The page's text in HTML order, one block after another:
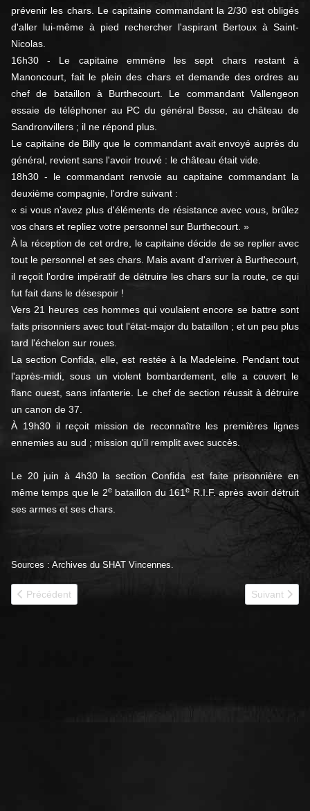
prévenir les chars. Le capitaine commandant la 2/30 est obligés
d'aller lui-même à pied rechercher l'aspirant Bertoux à Saint-
Nicolas.
16h30 - Le capitaine emmène les sept chars restant à
Manoncourt, fait le plein des chars et demande des ordres au
chef de bataillon à Burthecourt. Le commandant Vallengeon
essaie de téléphoner au PC du général Besse, au château de
Sandronvillers ; il ne répond plus.
Le capitaine de Billy que le commandant avait envoyé auprès du
général, revient sans l'avoir trouvé : le château était vide.
18h30 - le commandant renvoie au capitaine commandant la
deuxième compagnie, l'ordre suivant :
« si vous n'avez plus d'éléments de résistance avec vous, brûlez
vos chars et repliez votre personnel sur Burthecourt. »
À la réception de cet ordre, le capitaine décide de se replier avec
tout le personnel et ses chars. Mais avant d'arriver à Burthecourt,
il reçoit l'ordre impératif de détruire les chars sur la route, ce qui
fut fait dans le désespoir !
Vers 21 heures ces hommes qui voulaient encore se battre sont
faits prisonniers avec tout l'état-major du bataillon ; et un peu plus
tard l'échelon sur roues.
La section Confida, elle, est restée à la Madeleine. Pendant tout
l'après-midi, sous un violent bombardement, elle a couvert le
flanc ouest, sans infanterie. Le chef de section réussit à détruire
un canon de 37.
À 19h30 il reçoit mission de reconnaître les premières lignes
ennemies au sud ; mission qu'il remplit avec succès.
Le 20 juin à 4h30 la section Confida est faite prisonnière en
même temps que le 2ebataillon du 161e R.I.F. après avoir détruit
ses armes et ses chars.
Sources : Archives du SHAT Vincennes.
Article précédent : 1940 - 31e BCC historique
Précédent Article
Suivant